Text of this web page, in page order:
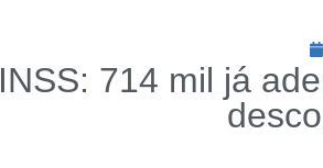
INSS: 714 mil já